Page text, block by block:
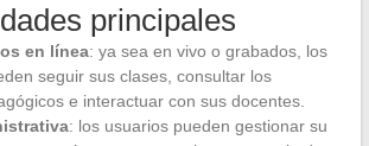
principales
en línea: ya sea en vivo o grabados, los
seguir sus clases, consultar los
e interactuar con sus docentes.
: los usuarios pueden gestionar su